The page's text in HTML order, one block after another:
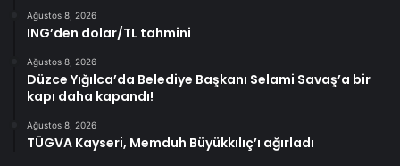
Ağustos 8, 2026
ING’den dolar/TL tahmini
Ağustos 8, 2026
Düzce Yığılca’da Belediye Başkanı Selami Savaş’a bir
kapı daha kapandı!
Ağustos 8, 2026
TÜGVA Kayseri, Memduh Büyükkılıç’ı ağırladı